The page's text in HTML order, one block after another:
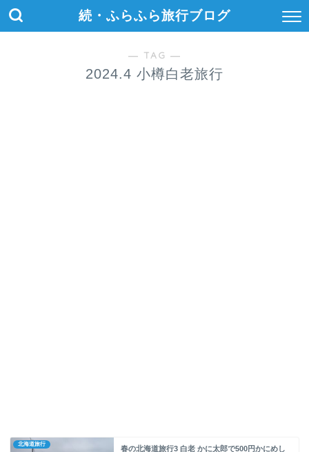
続・ふらふら旅行ブログ
― TAG ―
2024.4 小樽白老旅行
北海道旅行
春の北海道旅行3 白老 かに太郎で500円かにめし